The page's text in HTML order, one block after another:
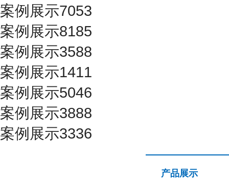
案例展示7053
案例展示8185
案例展示3588
案例展示1411
案例展示5046
案例展示3888
案例展示3336
产品展示